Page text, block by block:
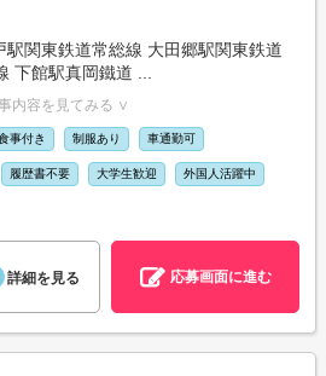
駅関東鉄道常総線 大田郷駅関東鉄道
下館駅真岡鐵道 ...
内容を見てみる ∨
事付き 制服あり 車通勤可
履歴書不要 大学生歓迎 外国人活躍中
詳細を見る 応募画面に進む